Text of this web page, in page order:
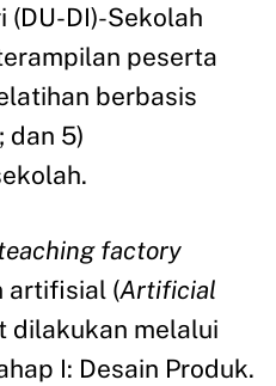
(DU-DI)-Sekolah
peserta
berbasis
dan 5)
factory
artifisial (Artificial
dilakukan melalui
I: Desain Produk.